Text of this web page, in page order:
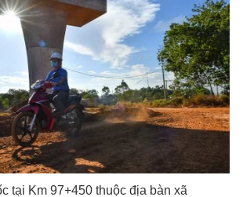
tại Km 97+450 thuộc địa bàn xã